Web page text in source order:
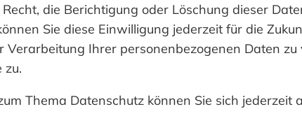
die Berichtigung oder Löschung dieser
Sie diese Einwilligung jederzeit für die
Verarbeitung Ihrer personenbezogenen Daten
zu.
Thema Datenschutz können Sie sich jederzeit